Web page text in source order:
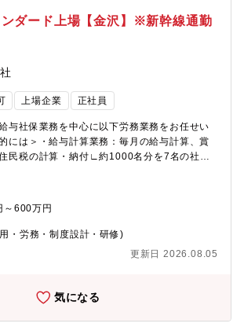
ト・マンション経営)：
shm-keiei/【モデル年収】<33
子供2名) 扶養の場合>約1,000万円（基本給
当：2.7万円/月、営業手当：5.4万円/月、賞
業系業績手当：313.6万円/年)※あくまでもモ
スキルを考慮し優遇がございます。
題と伸び代を有しております。また、新規事
には中華圏、欧米圏をターゲットとした海外
ームを立ち上げており、今後海外市場での認
【部署について】CEO室
期的な成長を創ることをミッションとしてお
ースや組織力強化に加え、外部アライアンス
リジナルIPの企画やコンテンツ投資、国内外
拓、事業買収など、守備範囲を限定すること
ます。これまでのご自身のご経験・スキル・
、弊社がこれまで培ってきた強みを掛け合わ
GAMESは、多種多様なジャンルのゲーム
じることなく、次の10年で更なる飛躍的な成
えています。このミッションを共に成し遂げ
デアを迅速に形にできる環境2.多様な事業ド
ダード上場【金沢】※新幹線通勤
上場企業 正社員
与社保業務を中心に以下労務業務をお任せい
には＞・給与計算業務：毎月の給与計算、賞
民税の計算・納付∟約1000名分を7名の社員
業員の年末調整業務および関連書類の作成・
各種手当や控除項目の確認・調整・問い合わ
請に関する質問・相談対応・給与・社会保
処理・人件費に関する各種資料作成・出向契
の給与計算業務をメインで担当いただき、
、主に課長がＯＪＴを担当予定です。■組織構
構成されており、課長以下7名のメンバーが在
ポジションの特長：・現状給与計算、社会保険
～600万円
・労務・制度設計・研修)
更新日 2026.08.05
気になる